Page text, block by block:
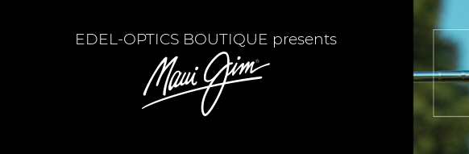
EDEL-OPTICS BOUTIQUE presents